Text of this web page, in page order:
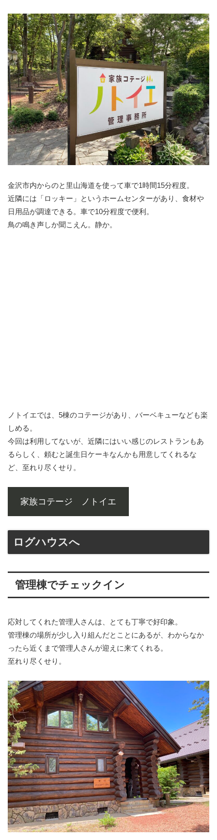
金沢市内からのと里山海道を使って車で1時間15分程度。
近隣には「ロッキー」というホームセンターがあり、食材や
日用品が調達できる。車で10分程度で便利。
鳥の鳴き声しか聞こえん。静か。
ノトイエでは、5棟のコテージがあり、バーベキューなども楽
しめる。
今回は利用してないが、近隣にはいい感じのレストランもあ
るらしく、頼むと誕生日ケーキなんかも用意してくれるな
ど、至れり尽くせり。
家族コテージ ノトイエ
ログハウスへ
管理棟でチェックイン
応対してくれた管理人さんは、とても丁寧で好印象。
管理棟の場所が少し入り組んだとことにあるが、わからなか
ったら近くまで管理人さんが迎えに来てくれる。
至れり尽くせり。